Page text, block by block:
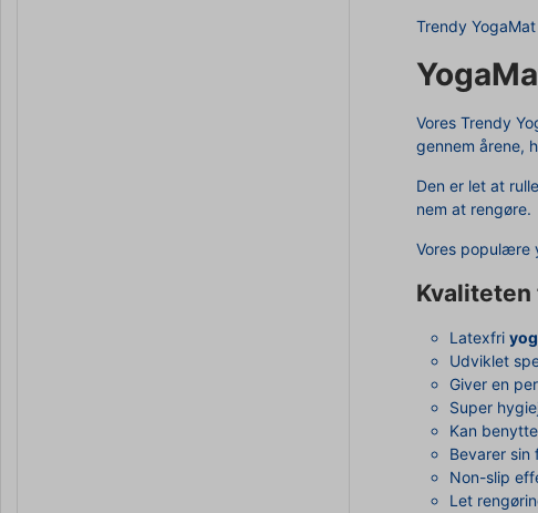
Trendy
Vores Trendy
gennem årene,
Den er let at
nem at rengøre.
Vores populære
Latexfri
Udviklet
Giver en
Super
Kan
Bevarer sin
Non-slip
Let